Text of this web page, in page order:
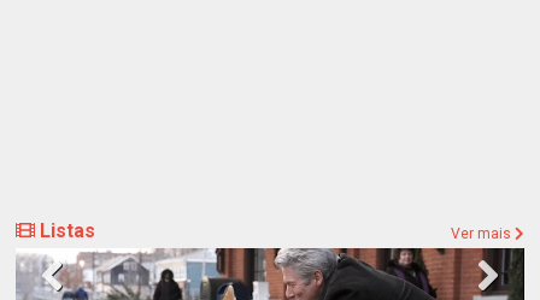
Listas Ver mais